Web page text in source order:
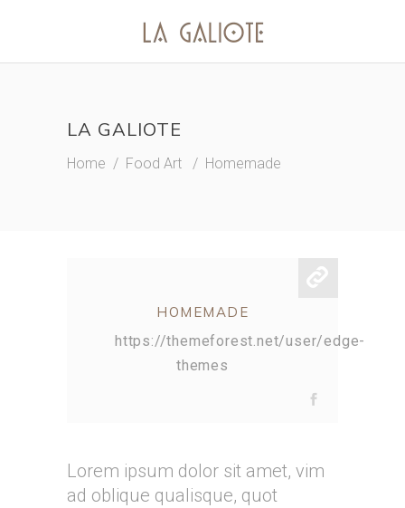
LA GALIOTE
Home / Food Art / Homemade
HOMEMADE
https://themeforest.net/user/edge-
themes
Lorem ipsum dolor sit amet, vim
ad oblique qualisque, quot